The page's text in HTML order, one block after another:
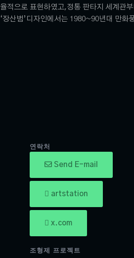
율적으로 표현하였고,정통 판타지 세계관
‘장산범’디자인에서는 1980~90년대 만화
연락처
Send E-mail
artstation
x.com
조형제 프로젝트